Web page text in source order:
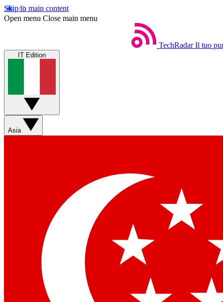
Skip to main content
Open menu Close main menu
TechRadar Il tuo
IT Edition
Asia